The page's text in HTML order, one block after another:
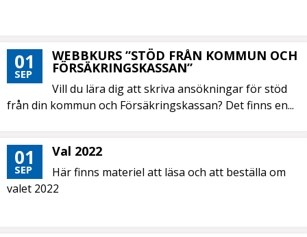
01
SEP
WEBBKURS ”STÖD FRÅN KOMMUN OCH
FÖRSÄKRINGSKASSAN”
Vill du lära dig att skriva ansökningar för stöd
från din kommun och Försäkringskassan? Det finns en...
01
SEP
Val 2022
Här finns materiel att läsa och att beställa om
valet 2022